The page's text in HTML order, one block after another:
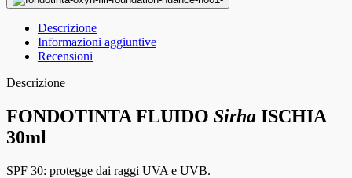
Descrizione
Informazioni aggiuntive
Recensioni
Descrizione
FONDOTINTA FLUIDO Sirha ISCHIA
30ml
SPF 30: protegge dai raggi UVA e UVB.